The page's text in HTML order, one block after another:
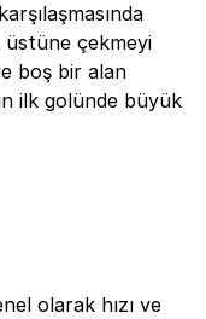
çekmeyi
boş bir alan
ilk golünde büyük
olarak hızı ve